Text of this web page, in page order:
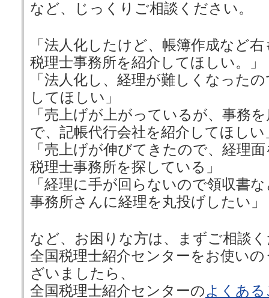
など、じっくりご相談ください。
「法人化したけど、帳簿作成など
税理士事務所を紹介してほしい。」
「法人化し、経理が難しくなった
してほしい」
「売上げが上がっているが、事務
で、記帳代行会社を紹介してほしい
「売上げが伸びてきたので、経理
税理士事務所を探している」
「経理に手が回らないので領収書
事務所さんに経理を丸投げしたい」
など、お困りな方は、まずご相談
全国税理士紹介センターをお使い
ざいましたら、
全国税理士紹介センターのよくあ